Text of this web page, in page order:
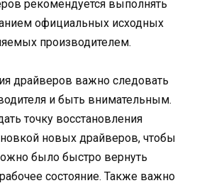
рекомендуется выполнять
официальных исходных
производителем.
драйверов важно следовать
и быть внимательным.
точку восстановления
новых драйверов, чтобы
было быстро вернуть
состояние. Также важно